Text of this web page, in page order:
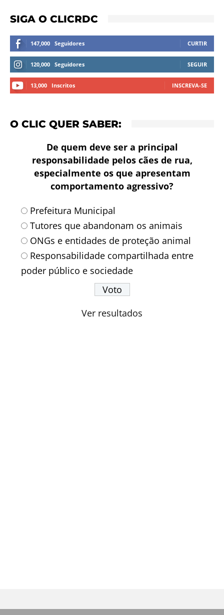
SIGA O CLICRDC
147,000 Seguidores CURTIR
120,000 Seguidores SEGUIR
13,000 Inscritos INSCREVA-SE
O CLIC QUER SABER:
De quem deve ser a principal
responsabilidade pelos cães de rua,
especialmente os que apresentam
comportamento agressivo?
Prefeitura Municipal
Tutores que abandonam os animais
ONGs e entidades de proteção animal
Responsabilidade compartilhada entre
poder público e sociedade
Ver resultados